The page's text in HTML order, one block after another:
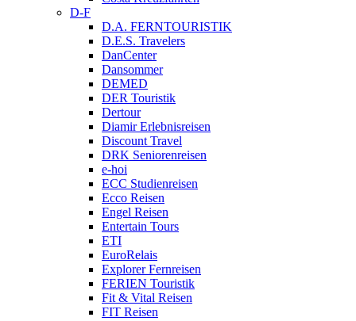
D-F
D.A. FERNTOURISTIK
D.E.S. Travelers
DanCenter
Dansommer
DEMED
DER Touristik
Dertour
Diamir Erlebnisreisen
Discount Travel
DRK Seniorenreisen
e-hoi
ECC Studienreisen
Ecco Reisen
Engel Reisen
Entertain Tours
ETI
EuroRelais
Explorer Fernreisen
FERIEN Touristik
Fit & Vital Reisen
FIT Reisen